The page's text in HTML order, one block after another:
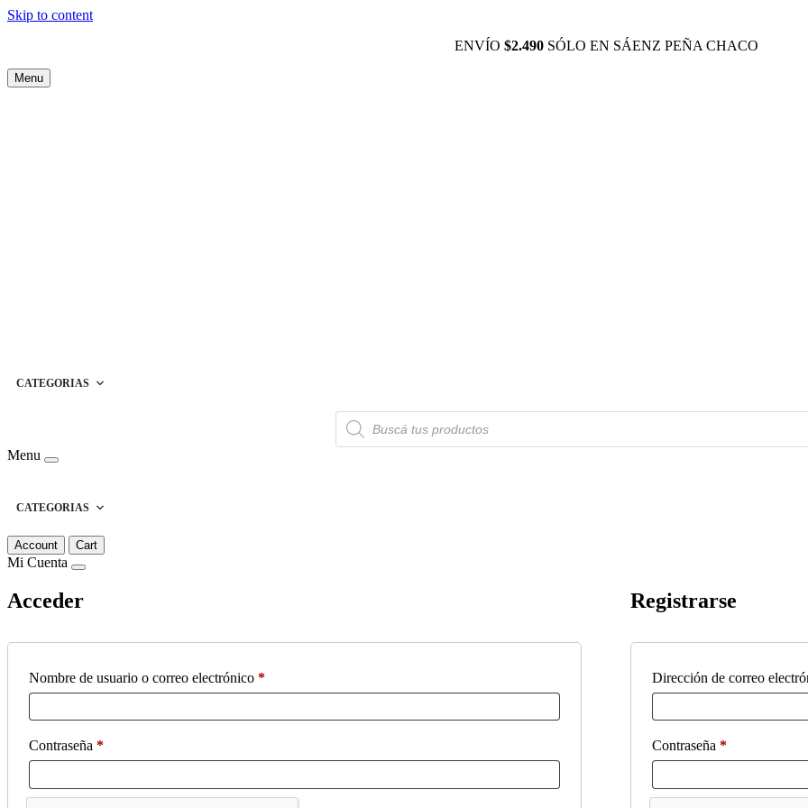
Skip to content
ENVÍO $2.490 SÓLO EN SÁENZ PEÑA CHACO
Menu
CATEGORIAS
Búsqueda
de
productos
Menu
CATEGORIAS
Account Cart
Mi Cuenta
Acceder
Nombre de usuario o correo electrónico *Obligatorio
Contraseña *Obligatorio
Registrarse
Dirección de correo
Contraseña *Obligatorio